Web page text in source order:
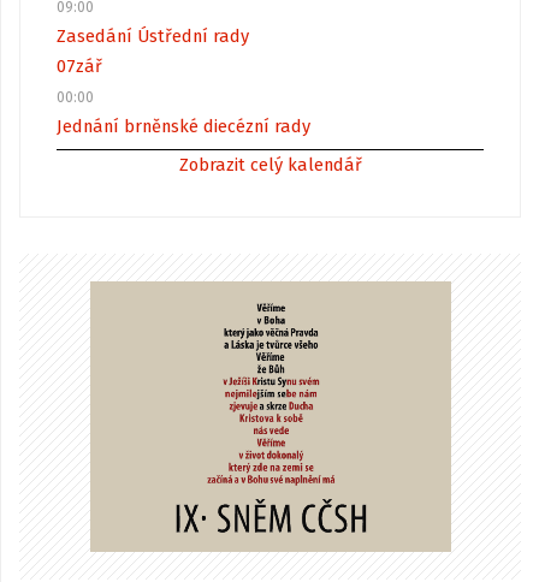
09:00
Zasedání Ústřední rady
07zář
00:00
Jednání brněnské diecézní rady
Zobrazit celý kalendář